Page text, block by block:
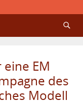
EM
des
Modell